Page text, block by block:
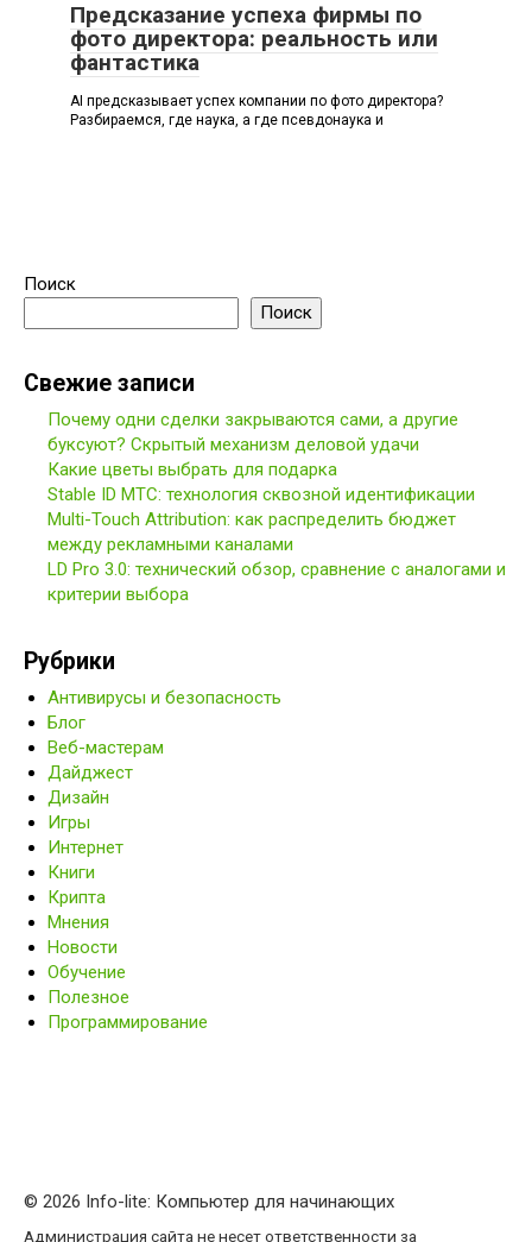
Предсказание успеха фирмы по
фото директора: реальность или
фантастика
AI предсказывает успех компании по фото директора?
Разбираемся, где наука, а где псевдонаука и
Поиск
Поиск
Свежие записи
Почему одни сделки закрываются сами, а другие
буксуют? Скрытый механизм деловой удачи
Какие цветы выбрать для подарка
Stable ID МТС: технология сквозной идентификации
Multi-Touch Attribution: как распределить бюджет
между рекламными каналами
LD Pro 3.0: технический обзор, сравнение с аналогами и
критерии выбора
Рубрики
Антивирусы и безопасность
Блог
Веб-мастерам
Дайджест
Дизайн
Игры
Интернет
Книги
Крипта
Мнения
Новости
Обучение
Полезное
Программирование
© 2026 Info-lite: Компьютер для начинающих
Администрация сайта не несет ответственности за